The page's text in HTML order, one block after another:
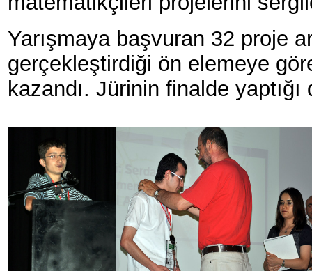
Yarışmaya başvuran 32 proje
gerçekleştirdiği ön elemeye
kazandı. Jürinin finalde